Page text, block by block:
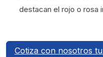
destacan el rojo o rosa
Cotiza con nosotros